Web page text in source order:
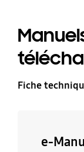
Fiche
e-